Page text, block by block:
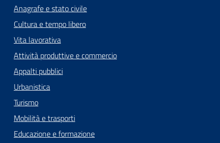
Anagrafe e stato civile
Cultura e tempo libero
Vita lavorativa
Attività produttive e commercio
Appalti pubblici
Urbanistica
Turismo
Mobilità e trasporti
Educazione e formazione